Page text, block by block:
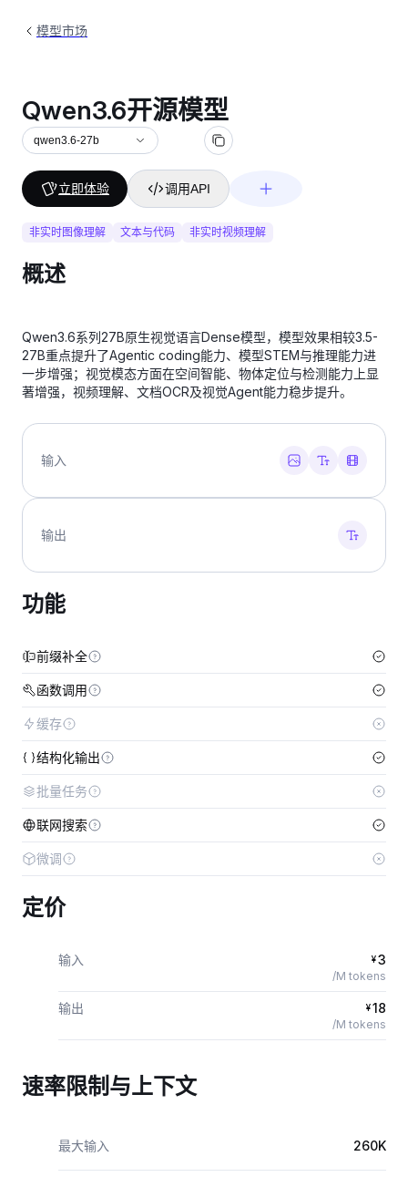
模型市场
Qwen3.6开源模型
qwen3.6-27b
立即体验 调用API
非实时图像理解 文本与代码 非实时视频理解
概述
Qwen3.6系列27B原生视觉语言Dense模型，模型效果相较3.5-
27B重点提升了Agentic coding能力、模型STEM与推理能力进
一步增强；视觉模态方面在空间智能、物体定位与检测能力上显
著增强，视频理解、文档OCR及视觉Agent能力稳步提升。
输入
输出
功能
前缀补全
函数调用
缓存
结构化输出
批量任务
联网搜索
微调
定价
输入 ¥3
/M tokens
输出 ¥18
/M tokens
速率限制与上下文
最大输入 260K